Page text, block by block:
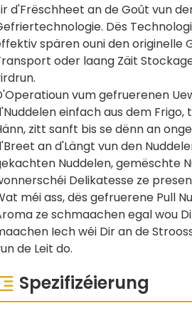
d'Frëschheet an de Goût vun
Dës
spären ouni den originelle
oder laang Zäit
vum gefruerenen
einfach aus dem
zitt sanft bis se dënn an
an d'Längt vun den
Nuddelen, gemëschte
Delikatesse ze
méi ass, dës gefruerene Pull
ze schmaachen egal wou
Iech wéi Dir an de
de Leit do.
Spezifizéierung